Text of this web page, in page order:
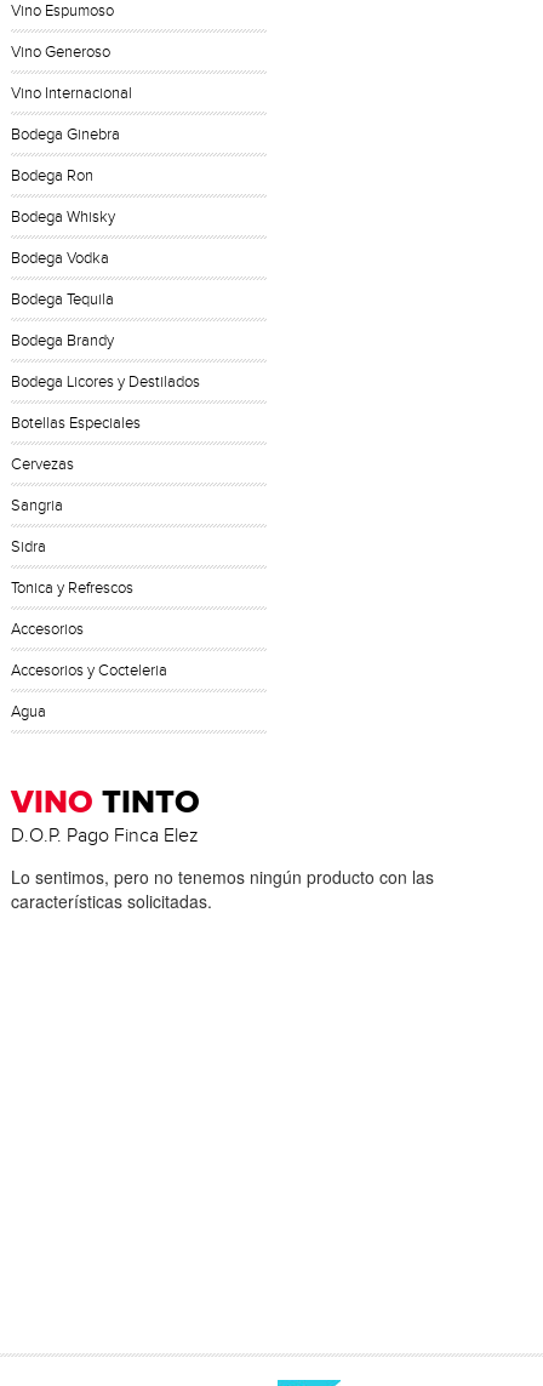
Vino Espumoso
Vino Generoso
Vino Internacional
Bodega Ginebra
Bodega Ron
Bodega Whisky
Bodega Vodka
Bodega Tequila
Bodega Brandy
Bodega Licores y Destilados
Botellas Especiales
Cervezas
Sangria
Sidra
Tonica y Refrescos
Accesorios
Accesorios y Cocteleria
Agua
VINO TINTO
D.O.P. Pago Finca Elez
Lo sentimos, pero no tenemos ningún producto con las
características solicitadas.